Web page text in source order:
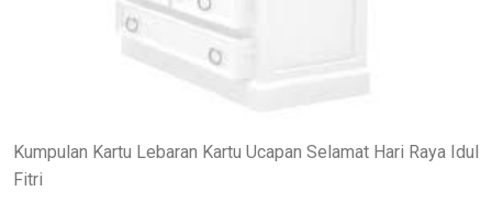
Kumpulan Kartu Lebaran Kartu Ucapan Selamat Hari Raya Idul
Fitri